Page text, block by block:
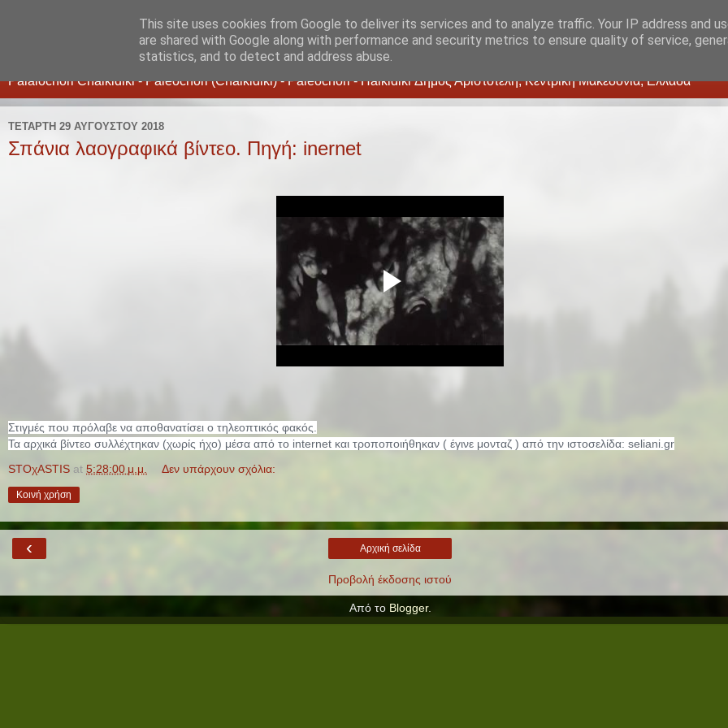
Παλαιοχώρι Χαλκιδικής
Palaiochori Chalkidiki - Paleochori (Chalkidiki) - Paleochóri - Halkidiki Δήμος Αριστοτέλη, Κεντρική Μακεδονία, Ελλάδα
ΤΕΤΆΡΤΗ 29 ΑΥΓΟΎΣΤΟΥ 2018
Σπάνια λαογραφικά βίντεο. Πηγή: inernet
Στιγμές που πρόλαβε να αποθανατίσει ο τηλεοπτικός φακός.
Τα αρχικά βίντεο συλλέχτηκαν (χωρίς ήχο) μέσα από το internet και τροποποιήθηκαν ( έγινε μονταζ ) από την ιστοσελίδα: seliani.gr
STOχASTIS at 5:28:00 μ.μ. Δεν υπάρχουν σχόλια:
Κοινή χρήση
‹ Αρχική σελίδα
Προβολή έκδοσης ιστού
Από το Blogger.
This site uses cookies from Google to deliver its services and to analyze traffic. Your IP address and
are shared with Google along with performance and security metrics to ensure quality of service,
statistics, and to detect and address abuse.